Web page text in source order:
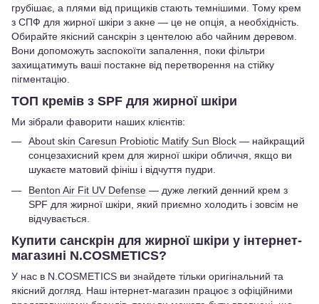
грубішає, а плями від прищиків стають темнішими. Тому крем
з СПФ для жирної шкіри з акне — це не опція, а необхідність.
Обирайте якісний санскрін з центелою або чайним деревом.
Вони допоможуть заспокоїти запалення, поки фільтри
захищатимуть ваші постакне від перетворення на стійку
пігментацію.
ТОП кремів з SPF для жирної шкіри
Ми зібрали фаворити наших клієнтів:
About skin Caresun Probiotic Matify Sun Block — найкращий
сонцезахисний крем для жирної шкіри обличчя, якщо ви
шукаєте матовий фініш і відчуття пудри.
Benton Air Fit UV Defense — дуже легкий денний крем з
SPF для жирної шкіри, який приємно холодить і зовсім не
відчувається.
Купити санскрін для жирної шкіри у інтернет-
магазині N.COSMETICS?
У нас в N.COSMETICS ви знайдете тільки оригінальний та
якісний догляд. Наш інтернет-магазин працює з офіційними